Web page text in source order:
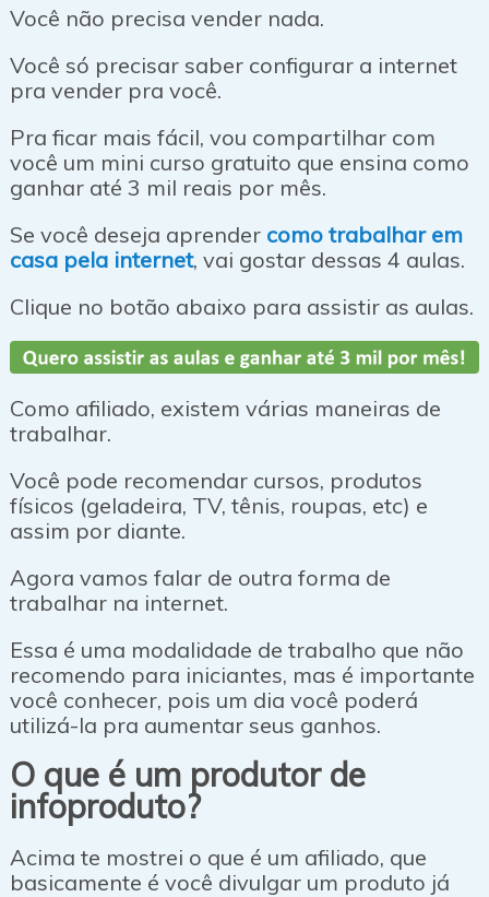
Você não precisa vender nada.
Você só precisar saber configurar a internet
pra vender pra você.
Pra ficar mais fácil, vou compartilhar com
você um mini curso gratuito que ensina como
ganhar até 3 mil reais por mês.
Se você deseja aprender como trabalhar em
casa pela internet, vai gostar dessas 4 aulas.
Clique no botão abaixo para assistir as aulas.
Como afiliado, existem várias maneiras de
trabalhar.
Você pode recomendar cursos, produtos
físicos (geladeira, TV, tênis, roupas, etc) e
assim por diante.
Agora vamos falar de outra forma de
trabalhar na internet.
Essa é uma modalidade de trabalho que não
recomendo para iniciantes, mas é importante
você conhecer, pois um dia você poderá
utilizá-la pra aumentar seus ganhos.
O que é um produtor de
infoproduto?
Acima te mostrei o que é um afiliado, que
basicamente é você divulgar um produto já